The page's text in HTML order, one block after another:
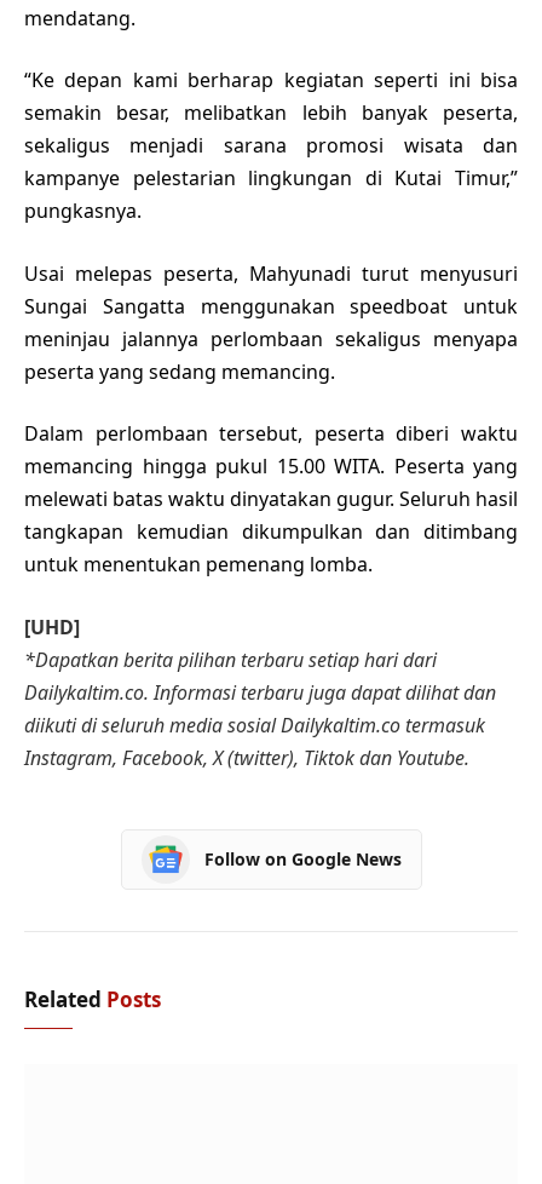
mendatang.
“Ke depan kami berharap kegiatan seperti ini bisa
semakin besar, melibatkan lebih banyak peserta,
sekaligus menjadi sarana promosi wisata dan
kampanye pelestarian lingkungan di Kutai Timur,”
pungkasnya.
Usai melepas peserta, Mahyunadi turut menyusuri
Sungai Sangatta menggunakan speedboat untuk
meninjau jalannya perlombaan sekaligus menyapa
peserta yang sedang memancing.
Dalam perlombaan tersebut, peserta diberi waktu
memancing hingga pukul 15.00 WITA. Peserta yang
melewati batas waktu dinyatakan gugur. Seluruh hasil
tangkapan kemudian dikumpulkan dan ditimbang
untuk menentukan pemenang lomba.
[UHD]
*Dapatkan berita pilihan terbaru setiap hari dari
Dailykaltim.co. Informasi terbaru juga dapat dilihat dan
diikuti di seluruh media sosial Dailykaltim.co termasuk
Instagram, Facebook, X (twitter), Tiktok dan Youtube.
Follow on Google News
Related Posts